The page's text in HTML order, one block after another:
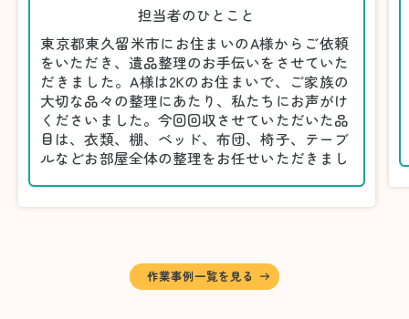
担当者のひとこと
東京都東久留米市にお住まいのA様からご依頼
をいただき、遺品整理のお手伝いをさせていた
だきました。A様は2Kのお住まいで、ご家族の
大切な品々の整理にあたり、私たちにお声がけ
くださいました。今回回収させていただいた品
目は、衣類、棚、ベッド、布団、椅子、テーブ
ルなどお部屋全体の整理をお任せいただきまし
に仕分けしました。
A様から「手際よく進めてくれて助かりまし
作業事例一覧を見る